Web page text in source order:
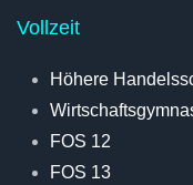
Vollzeit
Höhere
FOS 12
FOS 13